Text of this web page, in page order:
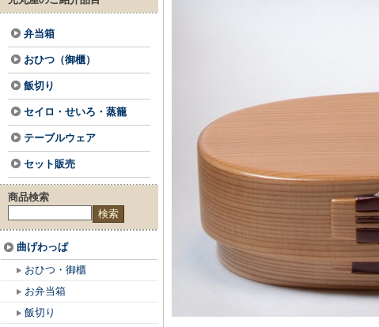
弁当箱
おひつ（御櫃）
飯切り
セイロ・せいろ・蒸籠
テーブルウェア
セット販売
商品検索
曲げわっぱ
おひつ・御櫃
お弁当箱
飯切り